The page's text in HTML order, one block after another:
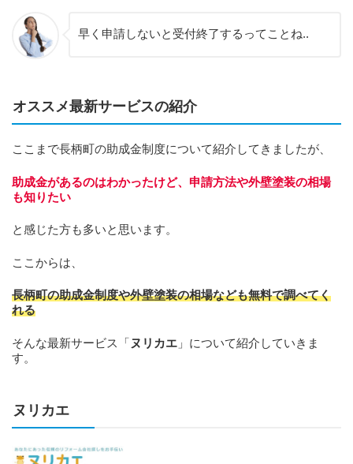
早く申請しないと受付終了するってことね..
オススメ最新サービスの紹介
ここまで長柄町の助成金制度について紹介してきましたが、
助成金があるのはわかったけど、申請方法や外壁塗装の相場
も知りたい
と感じた方も多いと思います。
ここからは、
長柄町の助成金制度や外壁塗装の相場なども無料で調べてく
れる
そんな最新サービス「 ヌリカエ 」について紹介していきま
す。
ヌリカエ